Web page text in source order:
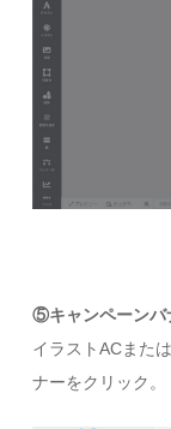
⑤キャンペーンバ
イラストACまた
ナーをクリック。